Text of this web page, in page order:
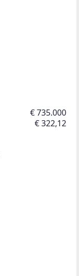
€ 735.000
€ 322,12